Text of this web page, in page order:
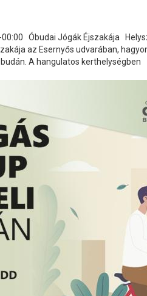
00:00 Óbudai Jógák Éjszakája
az Esernyős udvarában,
A hangulatos kerthelységben